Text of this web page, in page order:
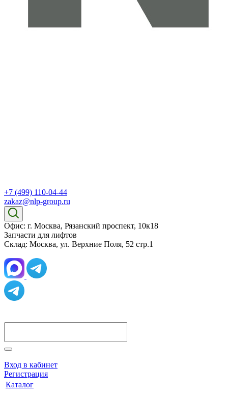
+7 (499) 110-04-44
zakaz@nlp-group.ru
Офис: г. Москва, Рязанский проспект, 10к18
Запчасти для лифтов
Склад: Москва, ул. Верхние Поля, 52 стр.1
Вход в кабинет
Регистрация
Каталог